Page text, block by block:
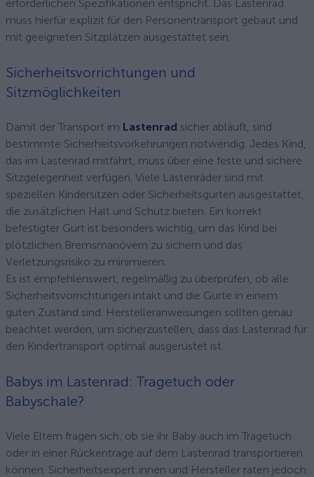
erforderlichen Spezifikationen entspricht. Das Lastenrad
muss hierfür explizit für den Personentransport gebaut und
mit geeigneten Sitzplätzen ausgestattet sein.
Sicherheitsvorrichtungen und
Sitzmöglichkeiten
Damit der Transport im Lastenrad sicher abläuft, sind
bestimmte Sicherheitsvorkehrungen notwendig. Jedes Kind,
das im Lastenrad mitfährt, muss über eine feste und sichere
Sitzgelegenheit verfügen. Viele Lastenräder sind mit
speziellen Kindersitzen oder Sicherheitsgurten ausgestattet,
die zusätzlichen Halt und Schutz bieten. Ein korrekt
befestigter Gurt ist besonders wichtig, um das Kind bei
plötzlichen Bremsmanövern zu sichern und das
Verletzungsrisiko zu minimieren.
Es ist empfehlenswert, regelmäßig zu überprüfen, ob alle
Sicherheitsvorrichtungen intakt und die Gurte in einem
guten Zustand sind. Herstelleranweisungen sollten genau
beachtet werden, um sicherzustellen, dass das Lastenrad für
den Kindertransport optimal ausgerüstet ist.
Babys im Lastenrad: Tragetuch oder
Babyschale?
Viele Eltern fragen sich, ob sie ihr Baby auch im Tragetuch
oder in einer Rückentrage auf dem Lastenrad transportieren
können. Sicherheitsexpert:innen und Hersteller raten jedoch